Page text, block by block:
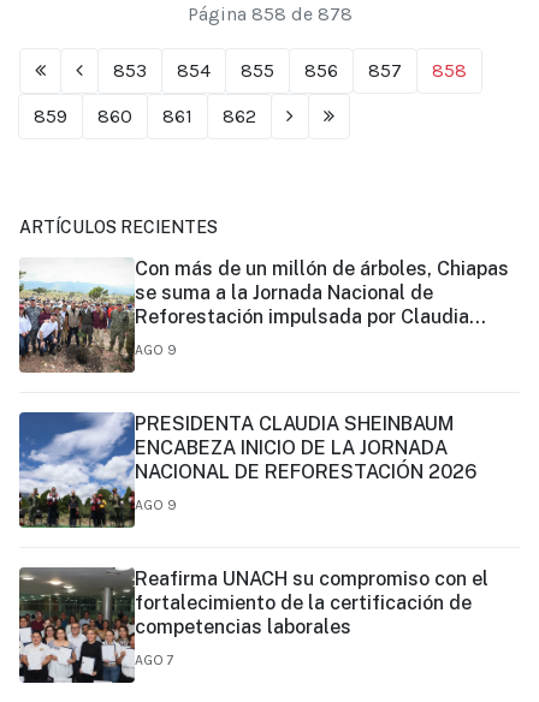
Página 858 de 878
853 854 855 856 857
858
859
860 861 862
ARTÍCULOS RECIENTES
Con más de un millón de árboles, Chiapas
se suma a la Jornada Nacional de
Reforestación impulsada por Claudia
Sheinbaum
AGO 9
PRESIDENTA CLAUDIA SHEINBAUM
ENCABEZA INICIO DE LA JORNADA
NACIONAL DE REFORESTACIÓN 2026
AGO 9
Reafirma UNACH su compromiso con el
fortalecimiento de la certificación de
competencias laborales
AGO 7